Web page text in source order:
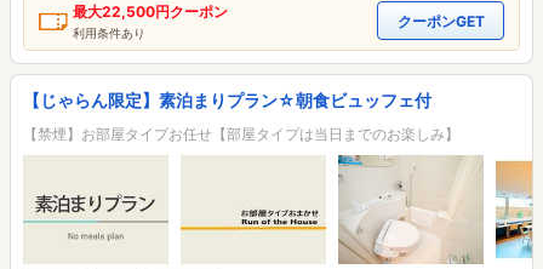
最大22,500円クーポン
利用条件あり
クーポンGET
【じゃらん限定】素泊まりプラン☆朝食ビュッフェ付
【禁煙】お部屋タイプお任せ【部屋タイプは当日までのお楽しみ】